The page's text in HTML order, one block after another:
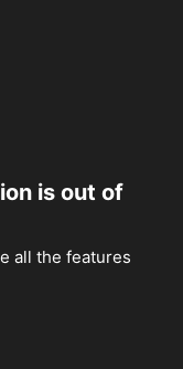
is out of
all the features